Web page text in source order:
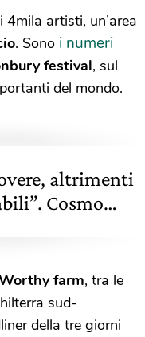
artisti, un’area
. Sono i numeri
festival, sul
del mondo.
altrimenti
Cosmo
farm, tra le
sud-
della tre giorni